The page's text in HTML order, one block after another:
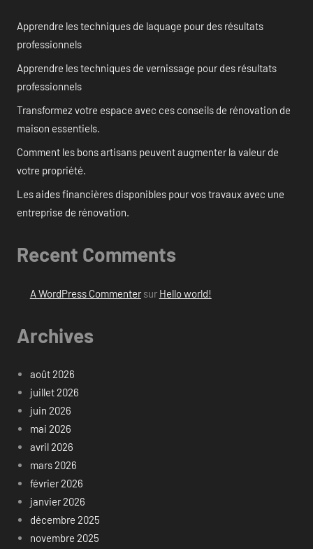
Apprendre les techniques de laquage pour des résultats
professionnels
Apprendre les techniques de vernissage pour des résultats
professionnels
Transformez votre espace avec ces conseils de rénovation de
maison essentiels.
Comment les bons artisans peuvent augmenter la valeur de
votre propriété.
Les aides financières disponibles pour vos travaux avec une
entreprise de rénovation.
Recent Comments
A WordPress Commentersur Hello world!
Archives
août 2026
juillet 2026
juin 2026
mai 2026
avril 2026
mars 2026
février 2026
janvier 2026
décembre 2025
novembre 2025